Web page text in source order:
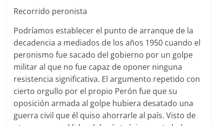
Recorrido peronista
Podríamos establecer el punto de arranque de la
decadencia a mediados de los años 1950 cuando el
peronismo fue sacado del gobierno por un golpe
militar al que no fue capaz de oponer ninguna
resistencia significativa. El argumento repetido con
cierto orgullo por el propio Perón fue que su
oposición armada al golpe hubiera desatado una
guerra civil que él quiso ahorrarle al país. Visto de